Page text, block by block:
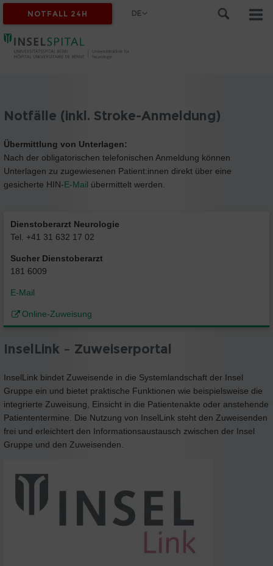
NOTFALL 24H DE
Notfälle (inkl. Stroke-Anmeldung)
Übermittlung von Unterlagen:
Nach der obligatorischen telefonischen Anmeldung können
Unterlagen zu zugewiesenen Patient:innen direkt über eine
gesicherte HIN-E-Mail übermittelt werden.
Dienstoberarzt Neurologie
Tel. +41 31 632 17 02
Sucher Dienstoberarzt
181 6009
E-Mail
Online-Zuweisung
InselLink – Zuweiserportal
InselLink bindet Zuweisende in die Systemlandschaft der Insel
Gruppe ein und bietet praktische Funktionen wie beispielsweise die
integrierte Zuweisung, Einsicht in die Patientenakte oder anstehende
Patiententermine. Die Nutzung von InselLink steht den Zuweisenden
frei und erleichtert den Informationsaustausch zwischen der Insel
Gruppe und den Zuweisenden.